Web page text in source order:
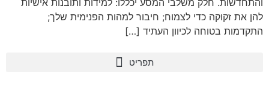
להן את זקוקה כדי לצמוח; חיבור למהות הפנימית שלך;
התקדמות בטוחה לכיוון העתיד […]